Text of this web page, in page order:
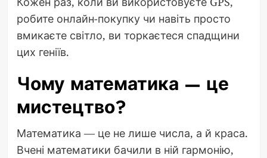
робите онлайн-покупку чи навіть просто
вмикаєте світло, ви торкаєтеся спадщини
цих геніїв.
Чому математика — це
мистецтво?
Математика — це не лише числа, а й краса.
Вчені математики бачили в ній гармонію,